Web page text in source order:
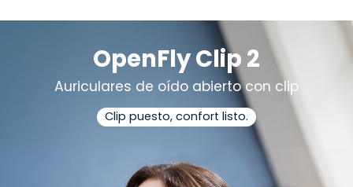
OpenFly Clip 2
Auriculares de oído abierto con clip
Clip puesto, confort listo.